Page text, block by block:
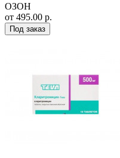
ОЗОН
от 495.00 р.
Под заказ